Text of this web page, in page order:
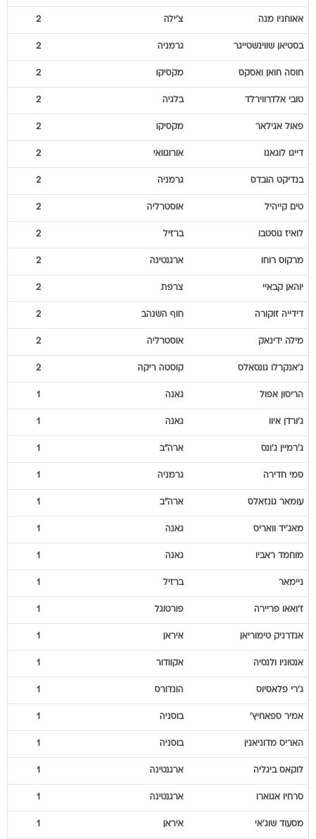
אאוחניו מנה צ'ילה 2
בסטיאן שווינשטייגר גרמניה 2
חוסה חואן ואסקס מקסיקו 2
טובי אלדרווירלד בלגיה 2
פאול אגילאר מקסיקו 2
דייגו לוגאנו אורוגוואי 2
בנדיקט הובדס גרמניה 2
טים קייהיל אוסטרליה 2
לואיז גוסטבו ברזיל 2
מרקוס רוחו ארגנטינה 2
יוהאן קבאיי צרפת 2
דידייה זוקורה חוף השנהב 2
מילה ידינאק אוסטרליה 2
ג'אנקרלו גונסאלס קוסטה ריקה 2
הריסון אפול גאנה 1
ג'ורדן איוו גאנה 1
ג'רמיין ג'ונס ארה"ב 1
סמי חדירה גרמניה 1
עומאר גונזאלס ארה"ב 1
מאג'יד וואריס גאנה 1
מוחמד ראביו גאנה 1
ניימאר ברזיל 1
ז'ואאו פריירה פורטוגל 1
אנדרניק טימוריאן איראן 1
אנטוניו ולנסיה אקוודור 1
ג'רי פלאסיוס הונדורס 1
אמיר ספאחיץ' בוסניה 1
האריס מדוניאנין בוסניה 1
לוקאס ביגליה ארגנטינה 1
סרחיו אגוארו ארגנטינה 1
מסעוד שוג'אי איראן 1